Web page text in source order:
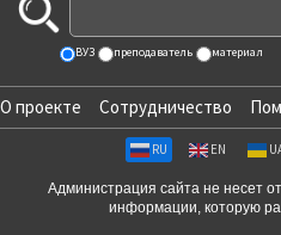
ВУЗ преподаватель материал
О проекте Сотрудничество
RU EN
Администрация сайта не несет
информации, которую